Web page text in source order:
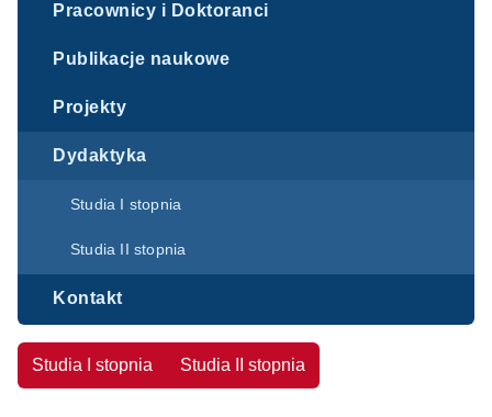
Pracownicy i Doktoranci
Publikacje naukowe
Projekty
Dydaktyka
Studia I stopnia
Studia II stopnia
Kontakt
Studia I stopnia Studia II stopnia